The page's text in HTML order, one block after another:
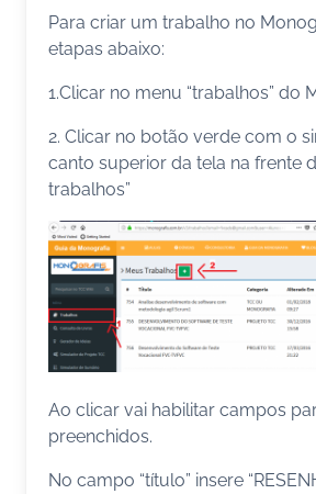
Para criar um trabalho no
etapas abaixo:
1.Clicar no menu “trabalhos” do
2. Clicar no botão verde com o
canto superior da tela na frente
trabalhos”
Ao clicar vai habilitar campos
preenchidos.
No campo “título” insere